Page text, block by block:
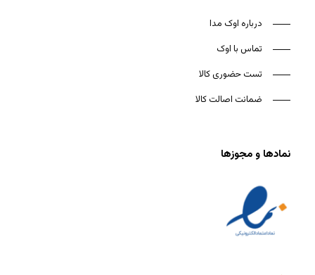
درباره اوک مدا
تماس با اوک
تست حضوری کالا
ضمانت اصالت کالا
نمادها و مجوزها